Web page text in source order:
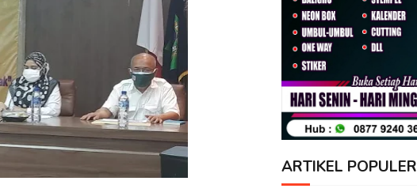
ARTIKEL POPULER